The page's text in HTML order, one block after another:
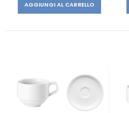
AGGIUNGI AL CARRELLO